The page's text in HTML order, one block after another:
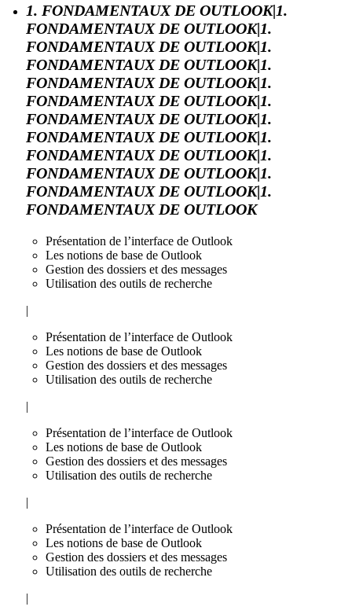
1. FONDAMENTAUX DE OUTLOOK|1.
FONDAMENTAUX DE OUTLOOK|1.
FONDAMENTAUX DE OUTLOOK|1.
FONDAMENTAUX DE OUTLOOK|1.
FONDAMENTAUX DE OUTLOOK|1.
FONDAMENTAUX DE OUTLOOK|1.
FONDAMENTAUX DE OUTLOOK|1.
FONDAMENTAUX DE OUTLOOK|1.
FONDAMENTAUX DE OUTLOOK|1.
FONDAMENTAUX DE OUTLOOK|1.
FONDAMENTAUX DE OUTLOOK|1.
FONDAMENTAUX DE OUTLOOK
Présentation de l’interface de Outlook
Les notions de base de Outlook
Gestion des dossiers et des messages
Utilisation des outils de recherche
|
Présentation de l’interface de Outlook
Les notions de base de Outlook
Gestion des dossiers et des messages
Utilisation des outils de recherche
|
Présentation de l’interface de Outlook
Les notions de base de Outlook
Gestion des dossiers et des messages
Utilisation des outils de recherche
|
Présentation de l’interface de Outlook
Les notions de base de Outlook
Gestion des dossiers et des messages
Utilisation des outils de recherche
|